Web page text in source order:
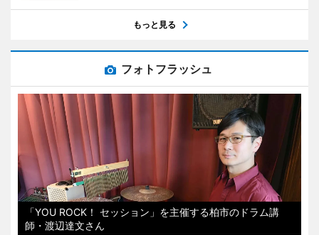
もっと見る
フォトフラッシュ
「YOU ROCK！ セッション」を主催する柏市のドラム講
師・渡辺達文さん